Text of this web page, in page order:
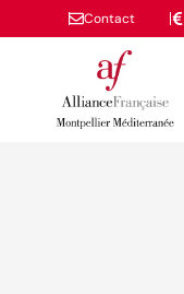
Contact